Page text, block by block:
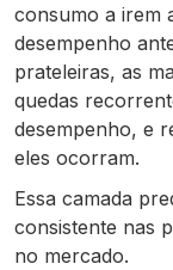
consumo a irem
desempenho
prateleiras, as
quedas
desempenho, e
eles ocorram.
Essa camada
consistente nas
no mercado.